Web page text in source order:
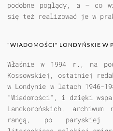
podobne poglądy, a —
się też realizować je w
"WIADOMOŚCI" LONDYŃSKIE W
Właśnie w 1994 r., na
Kossowskiej, ostatniej
w Londynie w latach 1946-
"Wiadomości", i dzięki
Lanckorońskich,
rangą, po paryskiej